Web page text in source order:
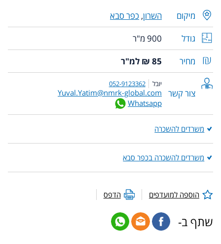
מיקום השרון, כפר סבא
גודל
900 מ"ר
מחיר
85 ₪ למ"ר
צור קשר
יובל 052-9123362
Yuval.Yatim@nmrk-global.com
Whatsapp
משרדים להשכרה
משרדים להשכרה בכפר סבא
הוספה למועדפים הדפס
שתף ב-